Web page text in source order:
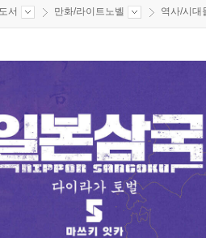
서 만화/라이트노벨 역사/시대